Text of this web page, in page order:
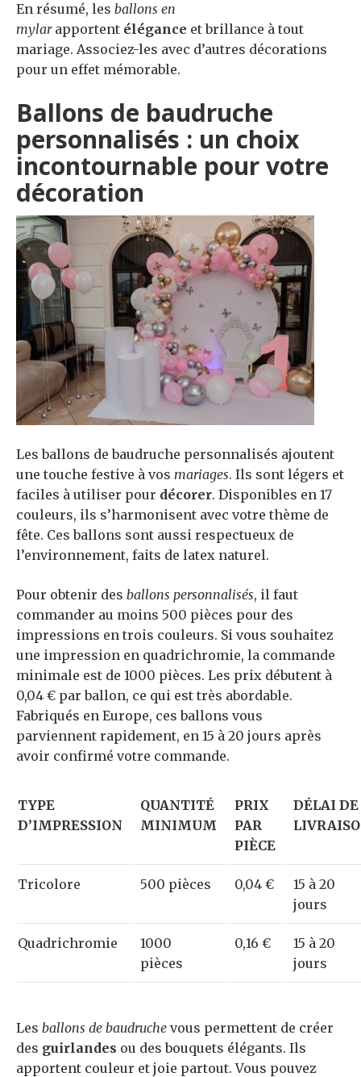
En résumé, les ballons en
mylarapportent élégance et brillance à tout
mariage. Associez-les avec d’autres décorations
pour un effet mémorable.
Ballons de baudruche
personnalisés : un choix
incontournable pour votre
décoration
Les ballons de baudruche personnalisés ajoutent
une touche festive à vos mariages. Ils sont légers et
faciles à utiliser pour décorer. Disponibles en 17
couleurs, ils s’harmonisent avec votre thème de
fête. Ces ballons sont aussi respectueux de
l’environnement, faits de latex naturel.
Pour obtenir des ballons personnalisés, il faut
commander au moins 500 pièces pour des
impressions en trois couleurs. Si vous souhaitez
une impression en quadrichromie, la commande
minimale est de 1000 pièces. Les prix débutent à
0,04 € par ballon, ce qui est très abordable.
Fabriqués en Europe, ces ballons vous
parviennent rapidement, en 15 à 20 jours après
avoir confirmé votre commande.
TYPE
D’IMPRESSION
QUANTITÉ
MINIMUM
PRIX
PAR
PIÈCE
DÉLAI DE
Tricolore 500 pièces 0,04 €
15 à 20
jours
Quadrichromie
1000
pièces
0,16 €
15 à 20
jours
Les ballons de baudruche vous permettent de créer
des guirlandes ou des bouquets élégants. Ils
apportent couleur et joie partout. Vous pouvez